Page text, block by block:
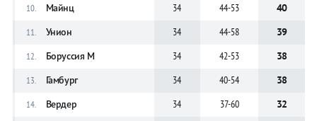
10. Майнц 34 44-53 40
11. Унион 34 44-58 39
12. Боруссия М 34 42-53 38
13. Гамбург 34 40-54 38
14. Вердер 34 37-60 32